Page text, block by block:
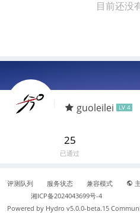
目前还没
guoleilei LV 4
25
已通过
评测队列 服务状态 兼容模式
湘ICP备2024043699号-4
Powered by Hydro v5.0.0-beta.15